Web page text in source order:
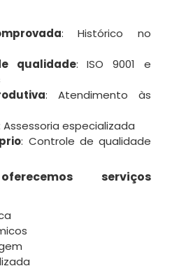
: Histórico no
qualidade: ISO 9001 e
: Atendimento às
Assessoria especializada
: Controle de qualidade
serviços